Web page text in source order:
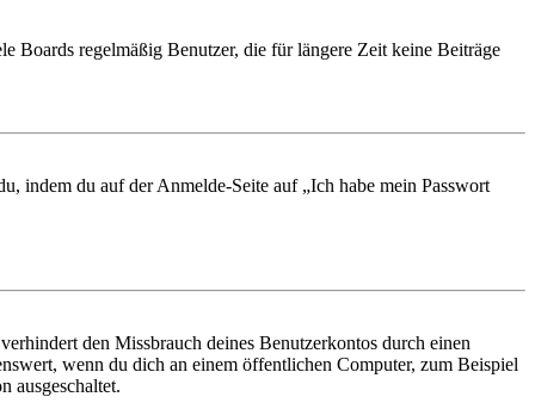
Boards regelmäßig Benutzer, die für längere Zeit keine Beiträge
indem du auf der Anmelde-Seite auf „Ich habe mein Passwort
den Missbrauch deines Benutzerkontos durch einen
wenn du dich an einem öffentlichen Computer, zum Beispiel
ausgeschaltet.